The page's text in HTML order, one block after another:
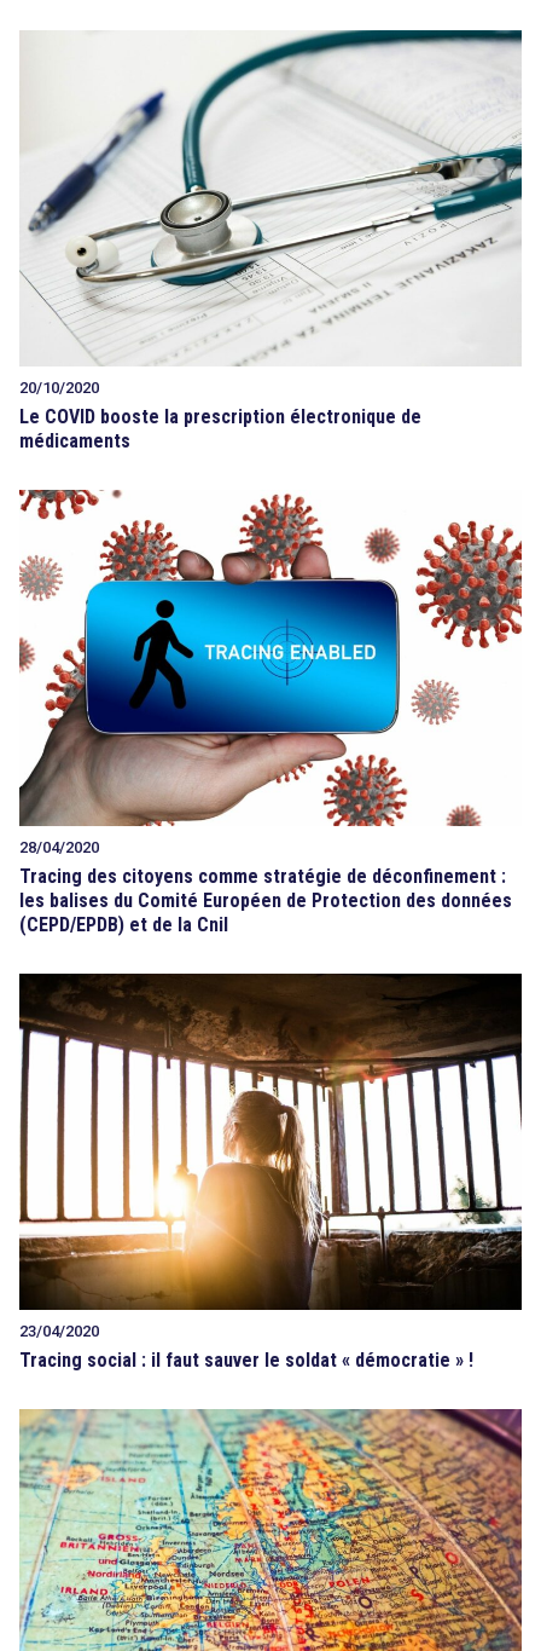
20/10/2020
Le COVID booste la prescription électronique de
médicaments
28/04/2020
Tracing des citoyens comme stratégie de déconfinement :
les balises du Comité Européen de Protection des données
(CEPD/EPDB) et de la Cnil
23/04/2020
Tracing social : il faut sauver le soldat « démocratie » !